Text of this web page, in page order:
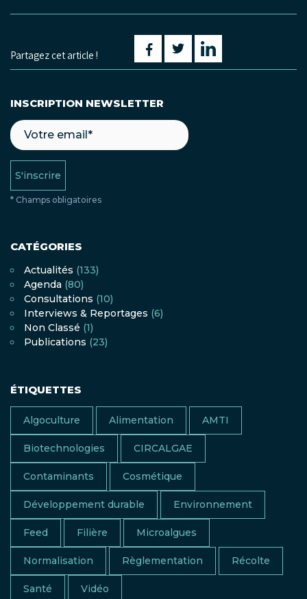
Partagez cet article !
INSCRIPTION NEWSLETTER
S'inscrire
* Champs obligatoires
CATÉGORIES
Actualités (133)
Agenda (80)
Consultations (10)
Interviews & Reportages (6)
Non Classé (1)
Publications (23)
ÉTIQUETTES
Algoculture Alimentation AMTI
Biotechnologies CIRCALGAE
Contaminants Cosmétique
Développement durable Environnement
Feed Filière Microalgues
Normalisation Règlementation Récolte
Santé Vidéo